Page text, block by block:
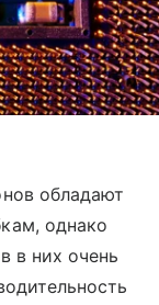
обладают
однако
в них очень